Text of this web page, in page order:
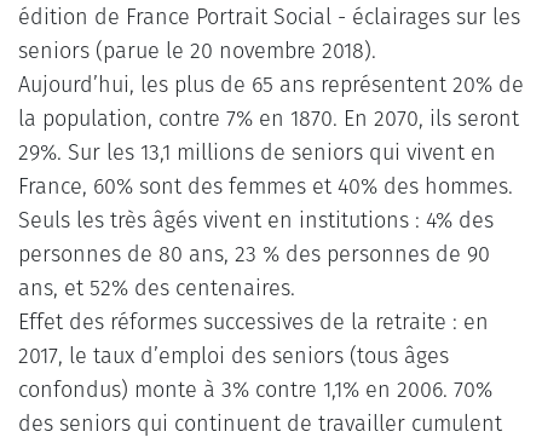
édition de France Portrait Social - éclairages sur les
seniors (parue le 20 novembre 2018).
Aujourd’hui, les plus de 65 ans représentent 20% de
la population, contre 7% en 1870. En 2070, ils seront
29%. Sur les 13,1 millions de seniors qui vivent en
France, 60% sont des femmes et 40% des hommes.
Seuls les très âgés vivent en institutions : 4% des
personnes de 80 ans, 23 % des personnes de 90
ans, et 52% des centenaires.
Effet des réformes successives de la retraite : en
2017, le taux d’emploi des seniors (tous âges
confondus) monte à 3% contre 1,1% en 2006. 70%
des seniors qui continuent de travailler cumulent